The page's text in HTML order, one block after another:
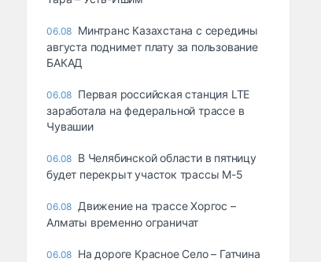
06.08 Минтранс Казахстана с середины
августа поднимет плату за пользование
БАКАД
06.08 Первая российская станция LTE
заработала на федеральной трассе в
Чувашии
06.08 В Челябинской области в пятницу
будет перекрыт участок трассы М-5
06.08 Движение на трассе Хоргос –
Алматы временно ограничат
06.08 На дороге Красное Село – Гатчина